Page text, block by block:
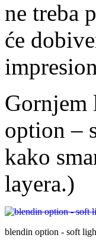
ne treba
će
Gornjem
option –
kako
layera.)
blendin option - soft